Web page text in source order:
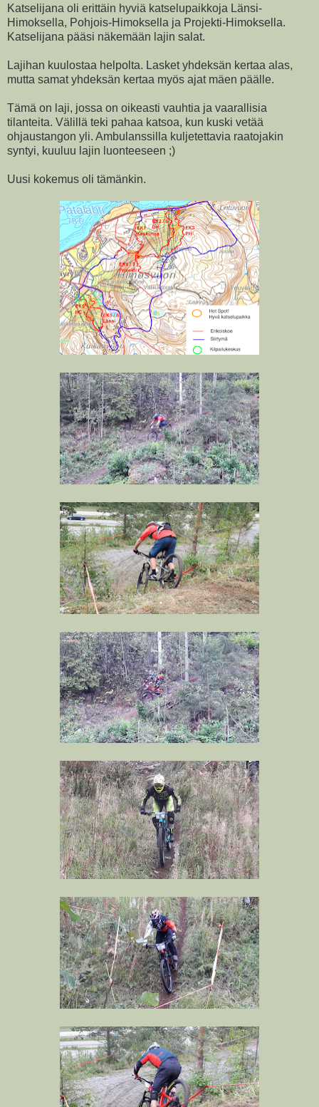
Katselijana oli erittäin hyviä katselupaikkoja Länsi-
Himoksella, Pohjois-Himoksella ja Projekti-Himoksella.
Katselijana pääsi näkemään lajin salat.
Lajihan kuulostaa helpolta. Lasket yhdeksän kertaa alas,
mutta samat yhdeksän kertaa myös ajat mäen päälle.
Tämä on laji, jossa on oikeasti vauhtia ja vaarallisia
tilanteita. Välillä teki pahaa katsoa, kun kuski vetää
ohjaustangon yli. Ambulanssilla kuljetettavia raatojakin
syntyi, kuuluu lajin luonteeseen ;)
Uusi kokemus oli tämänkin.